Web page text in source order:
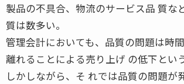
製品の不具合、物流のサービス品 質な
質は数多い。
管理会計においても、品質の問題は時
離れることによる売り上げ の低下とい
しかしながら、そ れでは品質の問題が